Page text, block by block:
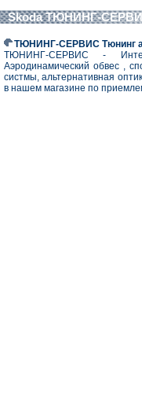
Skoda ТЮНИНГ-
ТЮНИНГ-СЕРВИС Тюнинг
ТЮНИНГ-СЕРВИС -
Аэродинамический обвес ,
систмы, альтернативная
в нашем магазине по